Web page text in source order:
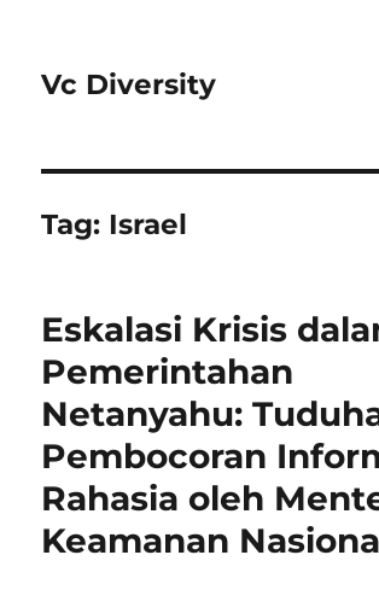
Vc Diversity
Tag: Israel
Eskalasi Krisis
Pemerintahan
Netanyahu:
Pembocoran
Rahasia oleh
Keamanan